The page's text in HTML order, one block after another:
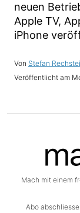
neuen
Apple TV,
iPhone
Stefan
Mach mit einem
Abo